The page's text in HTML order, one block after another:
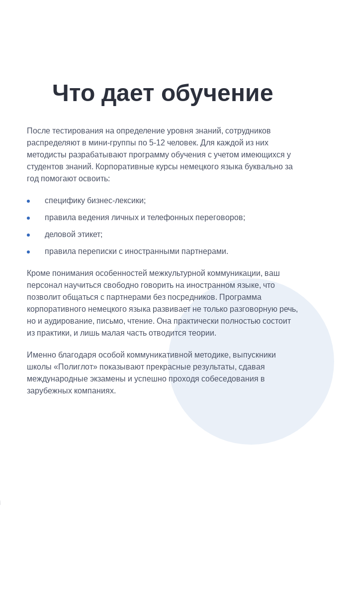
Что дает обучение
После тестирования на определение уровня знаний, сотрудников
распределяют в мини-группы по 5-12 человек. Для каждой из них
методисты разрабатывают программу обучения с учетом имеющихся у
студентов знаний. Корпоративные курсы немецкого языка буквально за
год помогают освоить:
специфику бизнес-лексики;
правила ведения личных и телефонных переговоров;
деловой этикет;
правила переписки с иностранными партнерами.
Кроме понимания особенностей межкультурной коммуникации, ваш
персонал научиться свободно говорить на иностранном языке, что
позволит общаться с партнерами без посредников. Программа
корпоративного немецкого языка развивает не только разговорную речь,
но и аудирование, письмо, чтение. Она практически полностью состоит
из практики, и лишь малая часть отводится теории.
Именно благодаря особой коммуникативной методике, выпускники
школы «Полиглот» показывают прекрасные результаты, сдавая
международные экзамены и успешно проходя собеседования в
зарубежных компаниях.